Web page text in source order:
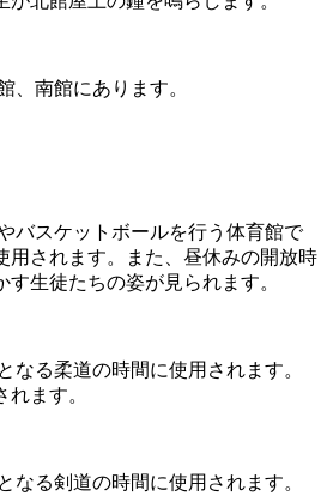
、南館にあります。
バスケットボールを行う体育館で
用されます。また、昼休みの開放時
生徒たちの姿が見られます。
なる柔道の時間に使用されます。
ます。
なる剣道の時間に使用されます。